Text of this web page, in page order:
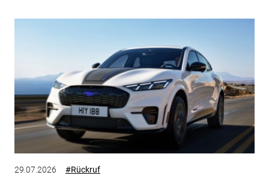
29.07.2026 #Rückruf